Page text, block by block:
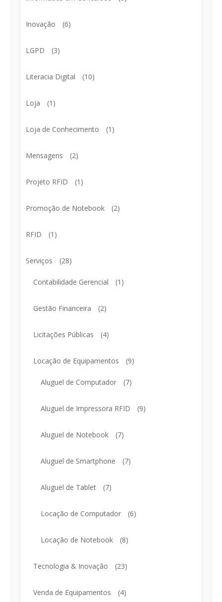
Inovação (6)
LGPD (3)
Literacia Digital (10)
Loja (1)
Loja de Conhecimento (1)
Mensagens (2)
Projeto RFID (1)
Promoção de Notebook (2)
RFID (1)
Serviços (28)
Contabilidade Gerencial (1)
Gestão Financeira (2)
Licitações Públicas (4)
Locação de Equipamentos (9)
Aluguel de Computador (7)
Aluguel de Impressora RFID (9)
Aluguel de Notebook (7)
Aluguel de Smartphone (7)
Aluguel de Tablet (7)
Locação de Computador (6)
Locação de Notebook (8)
Tecnologia & Inovação (23)
Venda de Equipamentos (4)